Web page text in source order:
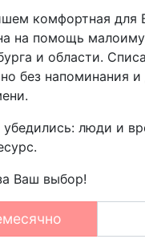
комфортная для
на помощь
и области.
без напоминания и
люди и
Ваш выбор!